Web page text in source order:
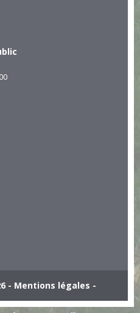
- Mentions légales -